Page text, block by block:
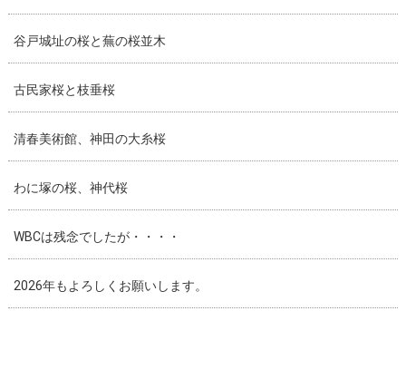
谷戸城址の桜と蕪の桜並木
古民家桜と枝垂桜
清春美術館、神田の大糸桜
わに塚の桜、神代桜
WBCは残念でしたが・・・・
2026年もよろしくお願いします。